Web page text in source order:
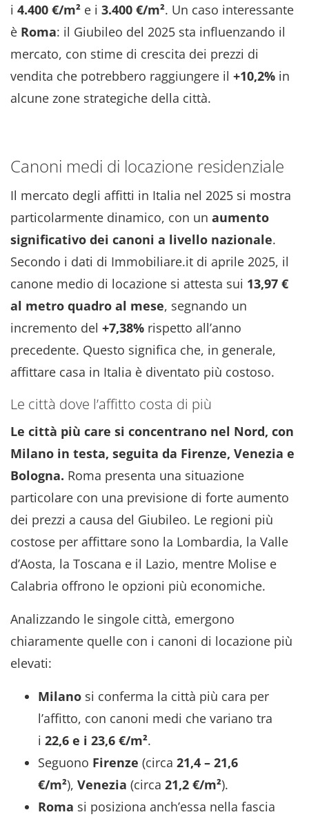
i 4.400 €/m² e i 3.400 €/m². Un caso interessante
è Roma: il Giubileo del 2025 sta influenzando il
mercato, con stime di crescita dei prezzi di
vendita che potrebbero raggiungere il +10,2% in
alcune zone strategiche della città.
Canoni medi di locazione residenziale
Il mercato degli affitti in Italia nel 2025 si mostra
particolarmente dinamico, con un aumento
significativo dei canoni a livello nazionale.
Secondo i dati di Immobiliare.it di aprile 2025, il
canone medio di locazione si attesta sui 13,97 €
al metro quadro al mese, segnando un
incremento del +7,38% rispetto all’anno
precedente. Questo significa che, in generale,
affittare casa in Italia è diventato più costoso.
Le città dove l’affitto costa di più
Le città più care si concentrano nel Nord, con
Milano in testa, seguita da Firenze, Venezia e
Bologna. Roma presenta una situazione
particolare con una previsione di forte aumento
dei prezzi a causa del Giubileo. Le regioni più
costose per affittare sono la Lombardia, la Valle
d’Aosta, la Toscana e il Lazio, mentre Molise e
Calabria offrono le opzioni più economiche.
Analizzando le singole città, emergono
chiaramente quelle con i canoni di locazione più
elevati:
Milano si conferma la città più cara per
l’affitto, con canoni medi che variano tra
i 22,6 e i 23,6 €/m².
Seguono Firenze (circa 21,4 – 21,6
€/m²), Venezia (circa 21,2 €/m²).
Roma si posiziona anch’essa nella fascia